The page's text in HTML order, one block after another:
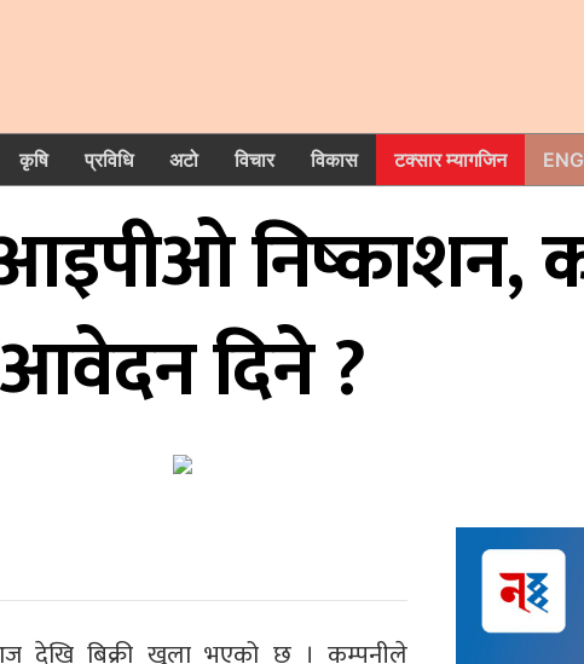
कृषि प्रविधि अटो विचार विकास टक्सार म्यागजिन
आइपीओ निष्काशन,
आवेदन दिने ?
देखि बिक्री खुला भएको छ । कम्पनीले